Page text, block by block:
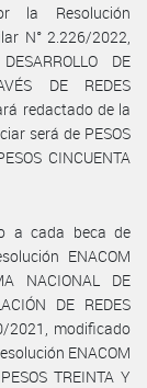
la Resolución
N° 2.226/2022,
DE
DE REDES
redactado de la
será de PESOS
CINCUENTA
a cada beca de
ENACOM
NACIONAL DE
DE REDES
2021, modificado
ENACOM
TREINTA Y